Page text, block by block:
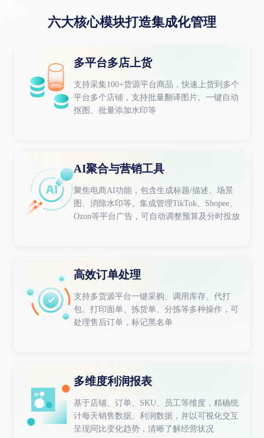
六大核心模块打造集成化管理
多平台多店上货
支持采集100+货源平台商品，快速上货到多个
平台多个店铺，支持批量翻译图片、一键自动
抠图、批量添加水印等
AI聚合与营销工具
聚焦电商AI功能，包含生成标题/描述、场景
图、消除水印等。集成管理TikTok、Shopee、
Ozon等平台广告，可自动调整预算及分时投放
高效订单处理
支持多货源平台一键采购、调用库存、代打
包、打印面单、拣货单、分拣等多种操作，可
处理售后订单，标记黑名单
多维度利润报表
基于店铺、订单、SKU、员工等维度，精确统
计每天销售数据、利润数据，并以可视化交互
呈现同比变化趋势，清晰了解经营状况